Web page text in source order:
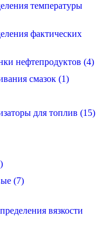
температуры
фактических
нефтепродуктов (4)
смазок (1)
для топлив (15)
(7)
вязкости